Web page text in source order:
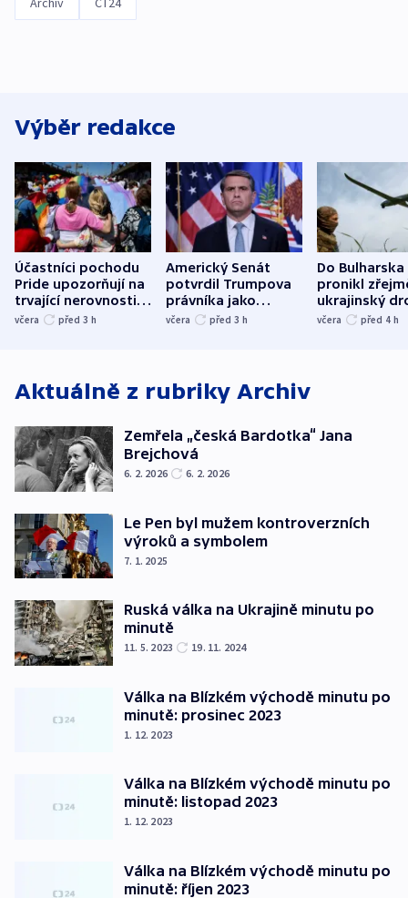
Výběr redakce
Účastníci pochodu
Pride upozorňují na
trvající nerovnosti i
společenskou
včera před 3 h
Americký Senát
potvrdil Trumpova
právníka jako
ministra
včera před 3 h
Do Bulharska
pronikl
ukrajinský
explodoval
včera před 4 h
Aktuálně z rubriky Archiv
Zemřela „česká Bardotka“ Jana
Brejchová
6. 2. 2026 6. 2. 2026
Le Pen byl mužem kontroverzních
výroků a symbolem
7. 1. 2025
Ruská válka na Ukrajině minutu po
minutě
11. 5. 2023 19. 11. 2024
Válka na Blízkém východě minutu po
minutě: prosinec 2023
1. 12. 2023
Válka na Blízkém východě minutu po
minutě: listopad 2023
1. 12. 2023
Válka na Blízkém východě minutu po
minutě: říjen 2023